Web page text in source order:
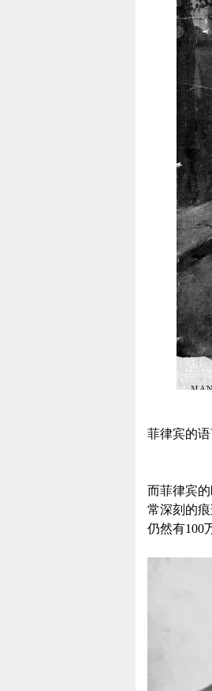
菲律宾的
而菲律宾
常深刻的
仍然有100